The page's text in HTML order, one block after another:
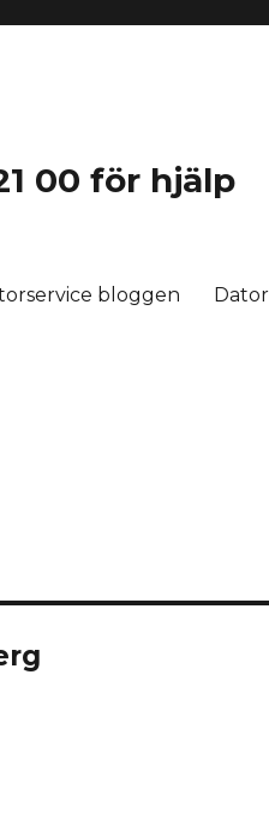
00 för hjälp
bloggen